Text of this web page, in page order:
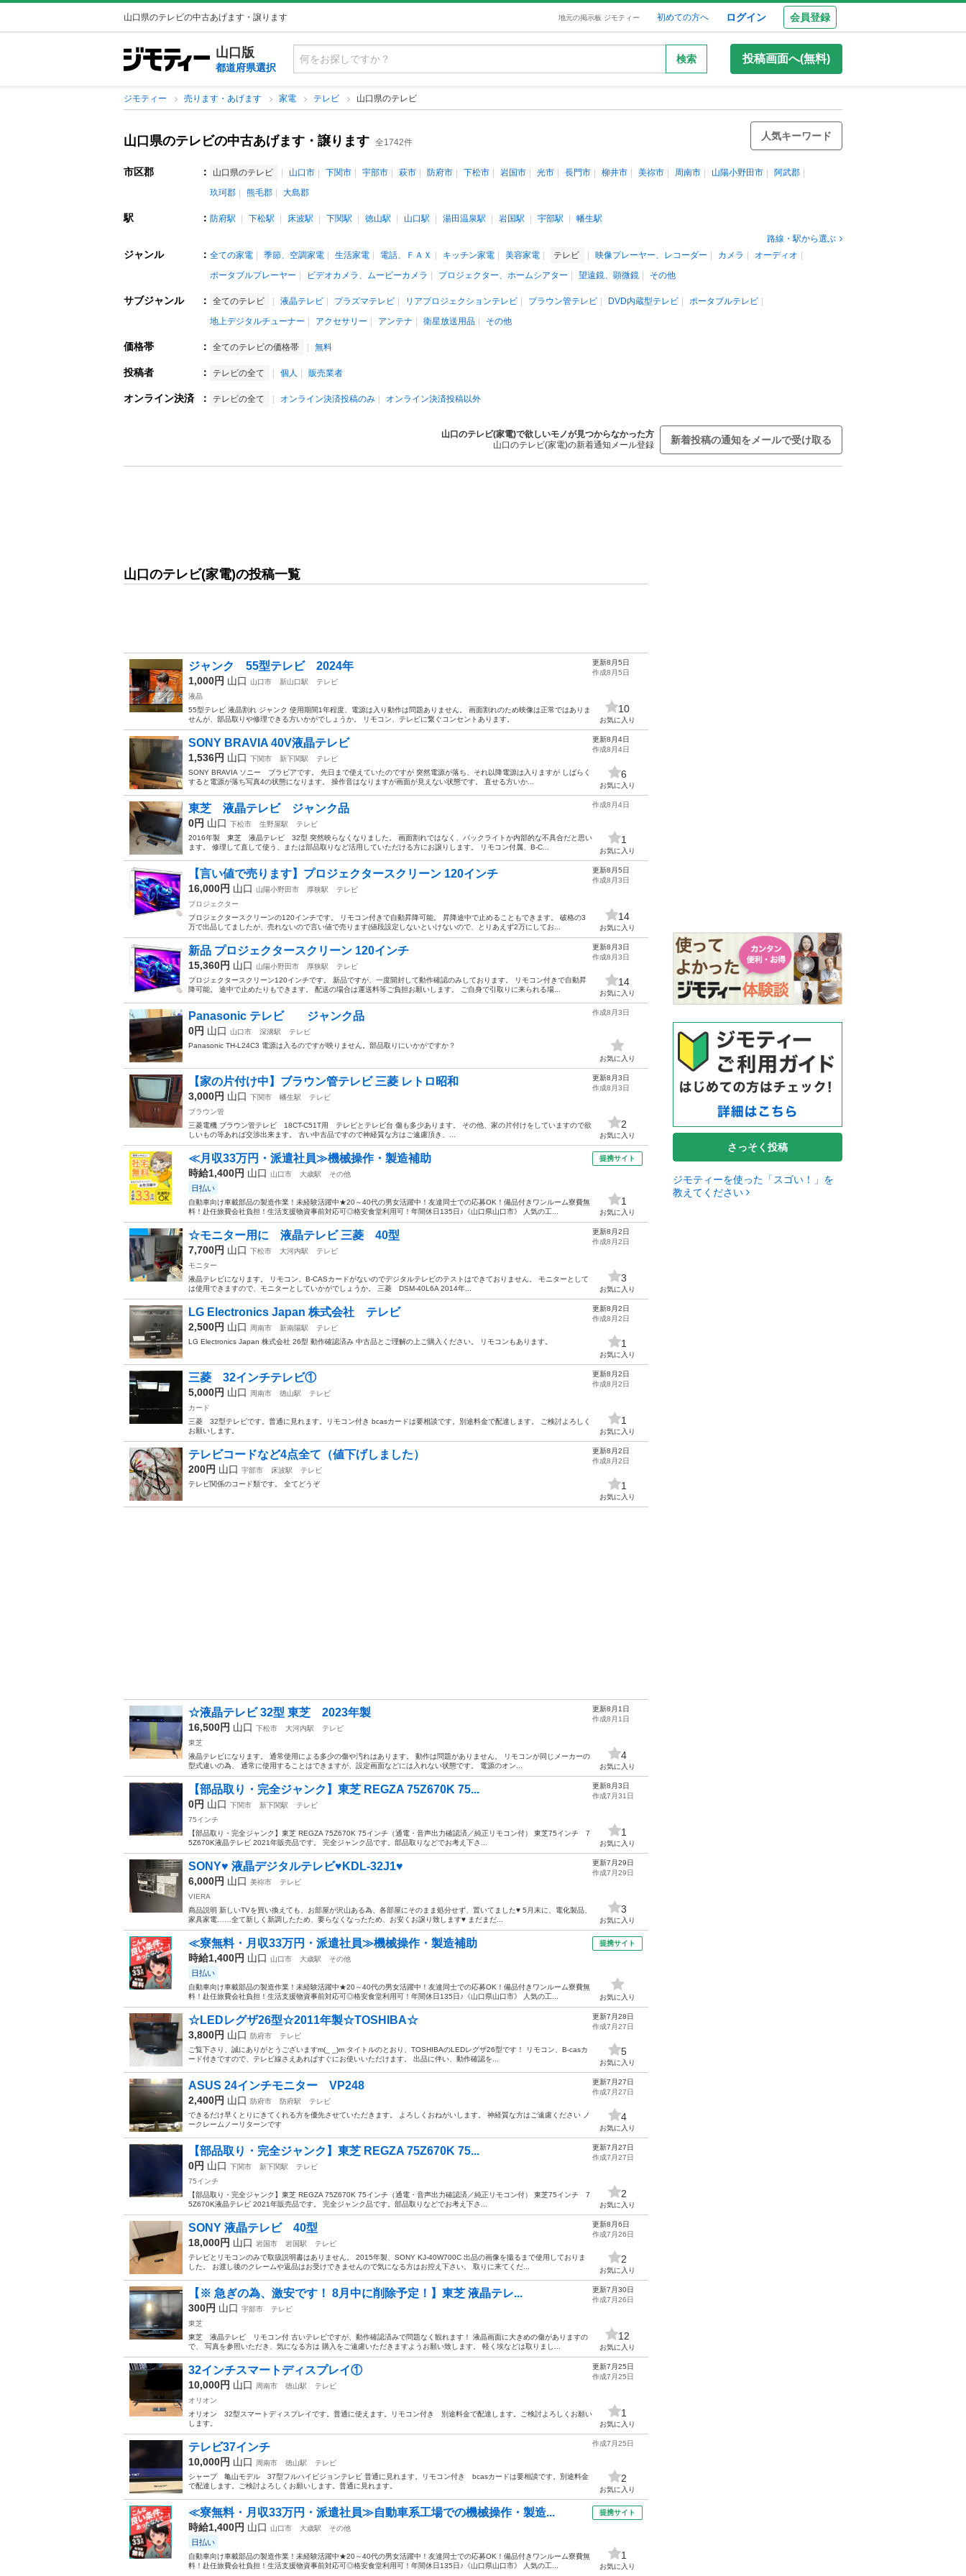
山口県のテレビの中古あげます・譲ります 地元の掲示板 ジモティー 初めての方へ ログイン 会員登録
山口版
都道府県選択
検索 投稿画面へ(無料)
ジモティー 売ります・あげます 家電 テレビ 山口県のテレビ
山口県のテレビの中古あげます・譲ります 全1742件
人気キーワード
市区郡 ： 山口県のテレビ 山口市 下関市 宇部市 萩市 防府市 下松市 岩国市 光市 長門市 柳井市 美祢市 周南市 山陽小野田市
阿武郡
玖珂郡
熊毛郡 大島郡
駅 ： 防府駅 下松駅 床波駅 下関駅 徳山駅 山口駅 湯田温泉駅 岩国駅 宇部駅
幡生駅
路線・駅から選ぶ
ジャンル ： 全ての家電 季節、空調家電 生活家電 電話、ＦＡＸ キッチン家電 美容家電 テレビ 映像プレーヤー、レコーダー カメラ
オーディオ
ポータブルプレーヤー
ビデオカメラ、ムービーカメラ プロジェクター、ホームシアター 望遠鏡、顕微鏡 その他
サブジャンル ： 全てのテレビ 液晶テレビ プラズマテレビ リアプロジェクションテレビ ブラウン管テレビ DVD内蔵型テレビ
ポータブルテレビ
地上デジタルチューナー
アクセサリー アンテナ 衛星放送用品 その他
価格帯 ： 全てのテレビの価格帯 無料
投稿者 ： テレビの全て 個人 販売業者
オンライン決済 ： テレビの全て オンライン決済投稿のみ オンライン決済投稿以外
山口のテレビ(家電)で欲しいモノが見つからなかった方
山口のテレビ(家電)の新着通知メール登録
新着投稿の通知をメールで受け取る
山口のテレビ(家電)の投稿一覧
ジャンク 55型テレビ 2024年
1,000円 山口 山口市 新山口駅
テレビ
液晶
55型テレビ 液晶割れ ジャンク 使用期間1年程度、電源は入り動作は問題ありません。 画面割れのため映像は正常ではありま
せんが、部品取りや修理できる方いかがでしょうか。 リモコン、テレビに繋ぐコンセントあります。
更新8月5日
作成8月5日
10
お気に入り
SONY BRAVIA 40V液晶テレビ
1,536円 山口 下関市 新下関駅
テレビ
SONY BRAVIA ソニー ブラビアです。 先日まで使えていたのですが 突然電源が落ち、それ以降電源は入りますが しばらく
すると電源が落ち写真4の状態になります。 操作音はなりますが画面が見えない状態です。 直せる方いか...
更新8月4日
作成8月4日
6
お気に入り
東芝 液晶テレビ ジャンク品
0円 山口 下松市 生野屋駅
テレビ
2016年製 東芝 液晶テレビ 32型 突然映らなくなりました。 画面割れではなく、バックライトか内部的な不具合だと思い
ます。 修理して直して使う、または部品取りなど活用していただける方にお譲りします。 リモコン付属、B-C...
作成8月4日
1
お気に入り
【言い値で売ります】プロジェクタースクリーン 120インチ
16,000円 山口 山陽小野田市 厚狭駅
テレビ
プロジェクター
プロジェクタースクリーンの120インチです。 リモコン付きで自動昇降可能。 昇降途中で止めることもできます。 破格の3
万で出品してましたが、売れないので言い値で売ります(値段設定しないといけないので、とりあえず2万にしてお...
更新8月5日
作成8月3日
14
お気に入り
新品 プロジェクタースクリーン 120インチ
15,360円 山口 山陽小野田市 厚狭駅
テレビ
プロジェクタースクリーン120インチです。 新品ですが、一度開封して動作確認のみしております。 リモコン付きで自動昇
降可能。 途中で止めたりもできます。 配送の場合は運送料等ご負担お願いします。 ご自身で引取りに来られる場...
更新8月3日
作成8月3日
14
お気に入り
Panasonic テレビ ジャンク品
0円 山口 山口市 深溝駅
テレビ
Panasonic TH-L24C3 電源は入るのですが映りません。部品取りにいかがですか？
作成8月3日
お気に入り
【家の片付け中】ブラウン管テレビ 三菱 レトロ昭和
3,000円 山口 下関市 幡生駅
テレビ
ブラウン管
三菱電機 ブラウン管テレビ 18CT-C51T用 テレビとテレビ台 傷も多少あります。 その他、家の片付けをしていますので欲
しいもの等あれば交渉出来ます。 古い中古品ですので神経質な方はご遠慮頂き、...
更新8月3日
作成8月3日
2
お気に入り
≪月収33万円・派遣社員≫機械操作・製造補助
時給1,400円 山口 山口市 大歳駅 その他
日払い
自動車向け車載部品の製造作業！未経験活躍中★20～40代の男女活躍中！友達同士での応募OK！備品付きワンルーム寮費無
料！赴任旅費会社負担！生活支援物資事前対応可◎格安食堂利用可！年間休日135日♪《山口県山口市》 人気の工...
提携サイト
1
お気に入り
☆モニター用に 液晶テレビ 三菱 40型
7,700円 山口 下松市 大河内駅
テレビ
モニター
液晶テレビになります。 リモコン、B-CASカードがないのでデジタルテレビのテストはできておりません。 モニターとして
は使用できますので、モニターとしていかがでしょうか。 三菱 DSM-40L6A 2014年...
更新8月2日
作成8月2日
3
お気に入り
LG Electronics Japan 株式会社 テレビ
2,500円 山口 周南市 新南陽駅
テレビ
LG Electronics Japan 株式会社 26型 動作確認済み 中古品とご理解の上ご購入ください。 リモコンもあります。
更新8月2日
作成8月2日
1
お気に入り
三菱 32インチテレビ①
5,000円 山口 周南市 徳山駅
テレビ
カード
三菱 32型テレビです。普通に見れます。リモコン付き bcasカードは要相談です。別途料金で配達します。 ご検討よろしく
お願いします。
更新8月2日
作成8月2日
1
お気に入り
テレビコードなど4点全て（値下げしました）
200円 山口 宇部市 床波駅
テレビ
テレビ関係のコード類です。 全てどうぞ
更新8月2日
作成8月2日
1
お気に入り
☆液晶テレビ 32型 東芝 2023年製
16,500円 山口 下松市 大河内駅
テレビ
東芝
液晶テレビになります。 通常使用による多少の傷や汚れはあります。 動作は問題がありません。 リモコンが同じメーカーの
型式違いの為、 通常に使用することはできますが、設定画面などには入れない状態です。 電源のオン...
更新8月1日
作成8月1日
4
お気に入り
【部品取り・完全ジャンク】東芝 REGZA 75Z670K 75...
0円 山口 下関市 新下関駅
テレビ
75インチ
【部品取り・完全ジャンク】東芝 REGZA 75Z670K 75インチ（通電・音声出力確認済／純正リモコン付） 東芝75インチ 7
5Z670K液晶テレビ 2021年販売品です。 完全ジャンク品です。部品取りなどでお考え下さ...
更新8月3日
作成7月31日
1
お気に入り
SONY♥ 液晶デジタルテレビ♥KDL-32J1♥
6,000円 山口 美祢市
テレビ
VIERA
商品説明 新しいTVを買い換えても、お部屋が沢山ある為、各部屋にそのまま処分せず、置いてました♥ 5月末に、電化製品、
家具家電……全て新しく新調したため、要らなくなったため、お安くお譲り致します♥ まだまだ...
更新7月29日
作成7月29日
3
お気に入り
≪寮無料・月収33万円・派遣社員≫機械操作・製造補助
時給1,400円 山口 山口市 大歳駅 その他
日払い
自動車向け車載部品の製造作業！未経験活躍中★20～40代の男女活躍中！友達同士での応募OK！備品付きワンルーム寮費無
料！赴任旅費会社負担！生活支援物資事前対応可◎格安食堂利用可！年間休日135日♪《山口県山口市》 人気の工...
提携サイト
お気に入り
☆LEDレグザ26型☆2011年製☆TOSHIBA☆
3,800円 山口 防府市
テレビ
ご覧下さり、誠にありがとうございますm(_ _)m タイトルのとおり、TOSHIBAのLEDレグザ26型です！ リモコン、B-casカ
ード付きですので、テレビ線さえあればすぐにお使いいただけます。 出品に伴い、動作確認を...
更新7月28日
作成7月27日
5
お気に入り
ASUS 24インチモニター VP248
2,400円 山口 防府市 防府駅
テレビ
できるだけ早くとりにきてくれる方を優先させていただきます。 よろしくおねがいします。 神経質な方はご遠慮ください ノ
ークレームノーリターンです
更新7月27日
作成7月27日
4
お気に入り
【部品取り・完全ジャンク】東芝 REGZA 75Z670K 75...
0円 山口 下関市 新下関駅
テレビ
75インチ
【部品取り・完全ジャンク】東芝 REGZA 75Z670K 75インチ（通電・音声出力確認済／純正リモコン付） 東芝75インチ 7
5Z670K液晶テレビ 2021年販売品です。 完全ジャンク品です。部品取りなどでお考え下さ...
更新7月27日
作成7月27日
2
お気に入り
SONY 液晶テレビ 40型
18,000円 山口 岩国市 岩国駅
テレビ
テレビとリモコンのみで取扱説明書はありません。 2015年製、SONY KJ-40W700C 出品の画像を撮るまで使用しておりま
した。 お渡し後のクレームや返品はお受けできませんので気になる方はお控え下さい。 取りに来てくだ...
更新8月6日
作成7月26日
2
お気に入り
【※ 急ぎの為、激安です！ 8月中に削除予定！】東芝 液晶テレ...
300円 山口 宇部市
テレビ
東芝
東芝 液晶テレビ リモコン付 古いテレビですが、動作確認済みで問題なく観れます！ 液晶画面に大きめの傷がありますの
で、 写真を参照いただき、気になる方は 購入をご遠慮いただきますようお願い致します。 軽く埃などは取りまし...
更新7月30日
作成7月26日
12
お気に入り
32インチスマートディスプレイ①
10,000円 山口 周南市 徳山駅
テレビ
オリオン
オリオン 32型スマートディスプレイです。普通に使えます。リモコン付き 別途料金で配達します。ご検討よろしくお願い
します。
更新7月25日
作成7月25日
1
お気に入り
テレビ37インチ
10,000円 山口 周南市 徳山駅
テレビ
シャープ 亀山モデル 37型フルハイビジョンテレビ 普通に見れます。リモコン付き bcasカードは要相談です。別途料金
で配達します。ご検討よろしくお願いします。普通に見れます。
作成7月25日
2
お気に入り
≪寮無料・月収33万円・派遣社員≫自動車系工場での機械操作・製造...
時給1,400円 山口 山口市 大歳駅 その他
日払い
自動車向け車載部品の製造作業！未経験活躍中★20～40代の男女活躍中！友達同士での応募OK！備品付きワンルーム寮費無
料！赴任旅費会社負担！生活支援物資事前対応可◎格安食堂利用可！年間休日135日♪《山口県山口市》 人気の工...
提携サイト
1
お気に入り
さっそく投稿
ジモティーを使った「スゴい！」を
教えてください